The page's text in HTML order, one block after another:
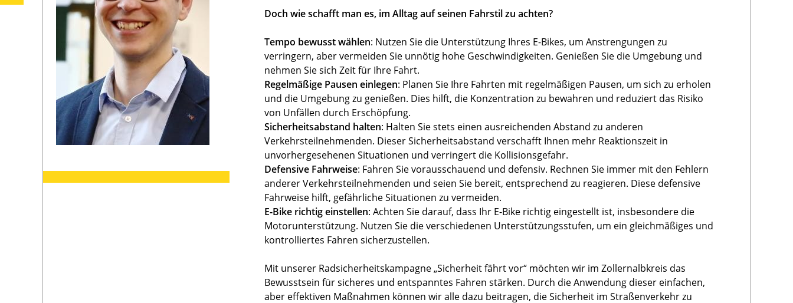
Planung und Verkehr
Straßenunterhaltung- und betrieb
Radverkehr und nachhaltige Mobilität
Radverkehrssicherheitskampagne
Rücksichtnahme
Abstand
Sichtbarkeit
Helm
Genussfahren
Aktuelle Meldungen Strassenbauamt
Aktuelle Meldungen Radsicherheit
Vermessung / Flurneuordnung
Doch wie schafft man es, im Alltag auf seinen Fahrstil zu achten?
Tempo bewusst wählen: Nutzen Sie die Unterstützung Ihres E-Bikes, um Anstrengungen zu
verringern, aber vermeiden Sie unnötig hohe Geschwindigkeiten. Genießen Sie die Umgebung und
nehmen Sie sich Zeit für Ihre Fahrt.
Regelmäßige Pausen einlegen: Planen Sie Ihre Fahrten mit regelmäßigen Pausen, um sich zu erholen
und die Umgebung zu genießen. Dies hilft, die Konzentration zu bewahren und reduziert das Risiko
von Unfällen durch Erschöpfung.
Sicherheitsabstand halten: Halten Sie stets einen ausreichenden Abstand zu anderen
Verkehrsteilnehmenden. Dieser Sicherheitsabstand verschafft Ihnen mehr Reaktionszeit in
unvorhergesehenen Situationen und verringert die Kollisionsgefahr.
Defensive Fahrweise: Fahren Sie vorausschauend und defensiv. Rechnen Sie immer mit den Fehlern
anderer Verkehrsteilnehmenden und seien Sie bereit, entsprechend zu reagieren. Diese defensive
Fahrweise hilft, gefährliche Situationen zu vermeiden.
E-Bike richtig einstellen: Achten Sie darauf, dass Ihr E-Bike richtig eingestellt ist, insbesondere die
Motorunterstützung. Nutzen Sie die verschiedenen Unterstützungsstufen, um ein gleichmäßiges und
kontrolliertes Fahren sicherzustellen.
Mit unserer Radsicherheitskampagne „Sicherheit fährt vor“ möchten wir im Zollernalbkreis das
Bewusstsein für sicheres und entspanntes Fahren stärken. Durch die Anwendung dieser einfachen,
aber effektiven Maßnahmen können wir alle dazu beitragen, die Sicherheit im Straßenverkehr zu